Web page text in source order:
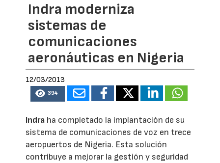
Indra moderniza
sistemas de
comunicaciones
aeronáuticas en Nigeria
12/03/2013
394
Indra ha completado la implantación de su
sistema de comunicaciones de voz en trece
aeropuertos de Nigeria. Esta solución
contribuye a mejorar la gestión y seguridad